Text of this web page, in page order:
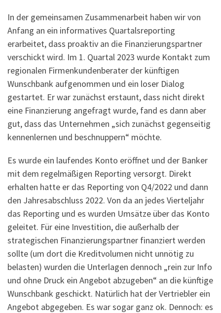
In der gemeinsamen Zusammenarbeit haben wir von
Anfang an ein informatives Quartalsreporting
erarbeitet, dass proaktiv an die Finanzierungspartner
verschickt wird. Im 1. Quartal 2023 wurde Kontakt zum
regionalen Firmenkundenberater der künftigen
Wunschbank aufgenommen und ein loser Dialog
gestartet. Er war zunächst erstaunt, dass nicht direkt
eine Finanzierung angefragt wurde, fand es dann aber
gut, dass das Unternehmen „sich zunächst gegenseitig
kennenlernen und beschnuppern“ möchte.
Es wurde ein laufendes Konto eröffnet und der Banker
mit dem regelmäßigen Reporting versorgt. Direkt
erhalten hatte er das Reporting von Q4/2022 und dann
den Jahresabschluss 2022. Von da an jedes Vierteljahr
das Reporting und es wurden Umsätze über das Konto
geleitet. Für eine Investition, die außerhalb der
strategischen Finanzierungspartner finanziert werden
sollte (um dort die Kreditvolumen nicht unnötig zu
belasten) wurden die Unterlagen dennoch „rein zur Info
und ohne Druck ein Angebot abzugeben“ an die künftige
Wunschbank geschickt. Natürlich hat der Vertriebler ein
Angebot abgegeben. Es war sogar ganz ok. Dennoch: es